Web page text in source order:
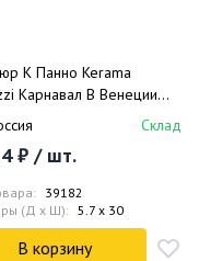
К Панно Kerama
Карнавал В Венеции
A199/880 5.7х30
Склад
₽ / шт.
39182
(Д x Ш): 5.7 x 30
В корзину